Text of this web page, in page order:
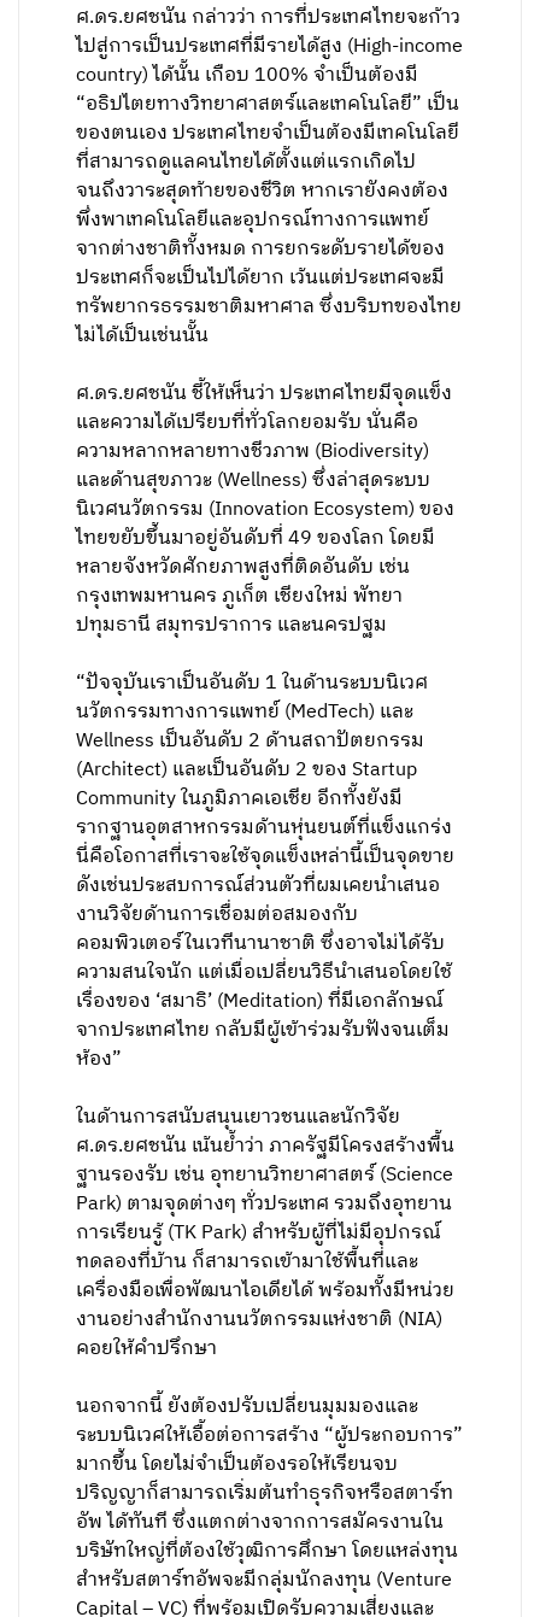
ศ.ดร.ยศชนัน กล่าวว่า การที่ประเทศไทยจะก้าว
ไปสู่การเป็นประเทศที่มีรายได้สูง (High-income
country) ได้นั้น เกือบ 100% จำเป็นต้องมี
“อธิปไตยทางวิทยาศาสตร์และเทคโนโลยี” เป็น
ของตนเอง ประเทศไทยจำเป็นต้องมีเทคโนโลยี
ที่สามารถดูแลคนไทยได้ตั้งแต่แรกเกิดไป
จนถึงวาระสุดท้ายของชีวิต หากเรายังคงต้อง
พึ่งพาเทคโนโลยีและอุปกรณ์ทางการแพทย์
จากต่างชาติทั้งหมด การยกระดับรายได้ของ
ประเทศก็จะเป็นไปได้ยาก เว้นแต่ประเทศจะมี
ทรัพยากรธรรมชาติมหาศาล ซึ่งบริบทของไทย
ไม่ได้เป็นเช่นนั้น
ศ.ดร.ยศชนัน ชี้ให้เห็นว่า ประเทศไทยมีจุดแข็ง
และความได้เปรียบที่ทั่วโลกยอมรับ นั่นคือ
ความหลากหลายทางชีวภาพ (Biodiversity)
และด้านสุขภาวะ (Wellness) ซึ่งล่าสุดระบบ
นิเวศนวัตกรรม (Innovation Ecosystem) ของ
ไทยขยับขึ้นมาอยู่อันดับที่ 49 ของโลก โดยมี
หลายจังหวัดศักยภาพสูงที่ติดอันดับ เช่น
กรุงเทพมหานคร ภูเก็ต เชียงใหม่ พัทยา
ปทุมธานี สมุทรปราการ และนครปฐม
“ปัจจุบันเราเป็นอันดับ 1 ในด้านระบบนิเวศ
นวัตกรรมทางการแพทย์ (MedTech) และ
Wellness เป็นอันดับ 2 ด้านสถาปัตยกรรม
(Architect) และเป็นอันดับ 2 ของ Startup
Community ในภูมิภาคเอเชีย อีกทั้งยังมี
รากฐานอุตสาหกรรมด้านหุ่นยนต์ที่แข็งแกร่ง
นี่คือโอกาสที่เราจะใช้จุดแข็งเหล่านี้เป็นจุดขาย
ดังเช่นประสบการณ์ส่วนตัวที่ผมเคยนำเสนอ
งานวิจัยด้านการเชื่อมต่อสมองกับ
คอมพิวเตอร์ในเวทีนานาชาติ ซึ่งอาจไม่ได้รับ
ความสนใจนัก แต่เมื่อเปลี่ยนวิธีนำเสนอโดยใช้
เรื่องของ ‘สมาธิ’ (Meditation) ที่มีเอกลักษณ์
จากประเทศไทย กลับมีผู้เข้าร่วมรับฟังจนเต็ม
ห้อง”
ในด้านการสนับสนุนเยาวชนและนักวิจัย
ศ.ดร.ยศชนัน เน้นย้ำว่า ภาครัฐมีโครงสร้างพื้น
ฐานรองรับ เช่น อุทยานวิทยาศาสตร์ (Science
Park) ตามจุดต่างๆ ทั่วประเทศ รวมถึงอุทยาน
การเรียนรู้ (TK Park) สำหรับผู้ที่ไม่มีอุปกรณ์
ทดลองที่บ้าน ก็สามารถเข้ามาใช้พื้นที่และ
เครื่องมือเพื่อพัฒนาไอเดียได้ พร้อมทั้งมีหน่วย
งานอย่างสำนักงานนวัตกรรมแห่งชาติ (NIA)
คอยให้คำปรึกษา
นอกจากนี้ ยังต้องปรับเปลี่ยนมุมมองและ
ระบบนิเวศให้เอื้อต่อการสร้าง “ผู้ประกอบการ”
มากขึ้น โดยไม่จำเป็นต้องรอให้เรียนจบ
ปริญญาก็สามารถเริ่มต้นทำธุรกิจหรือสตาร์ท
อัพ ได้ทันที ซึ่งแตกต่างจากการสมัครงานใน
บริษัทใหญ่ที่ต้องใช้วุฒิการศึกษา โดยแหล่งทุน
สำหรับสตาร์ทอัพจะมีกลุ่มนักลงทุน (Venture
Capital – VC) ที่พร้อมเปิดรับความเสี่ยงและ